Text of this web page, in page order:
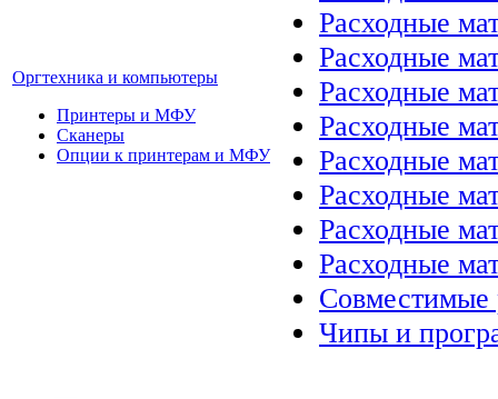
Оргтехника и компьютеры
Принтеры и МФУ
Сканеры
Опции к принтерам и МФУ
Расходные
Расходные
Расходные
Расходные
Расходные
Расходные
Расходные
Расходные
Совместимые
Чипы и